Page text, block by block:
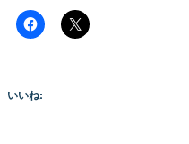
いいね: